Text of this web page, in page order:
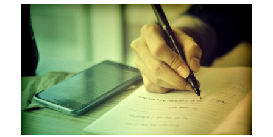
ä
e
n
n
ä
r
n
t
i
o